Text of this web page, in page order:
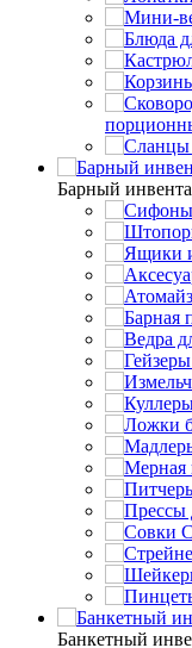
Барный
Банкетный